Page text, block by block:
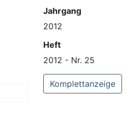
Jahrgang
2012
Heft
2012 - Nr. 25
Komplettanzeige